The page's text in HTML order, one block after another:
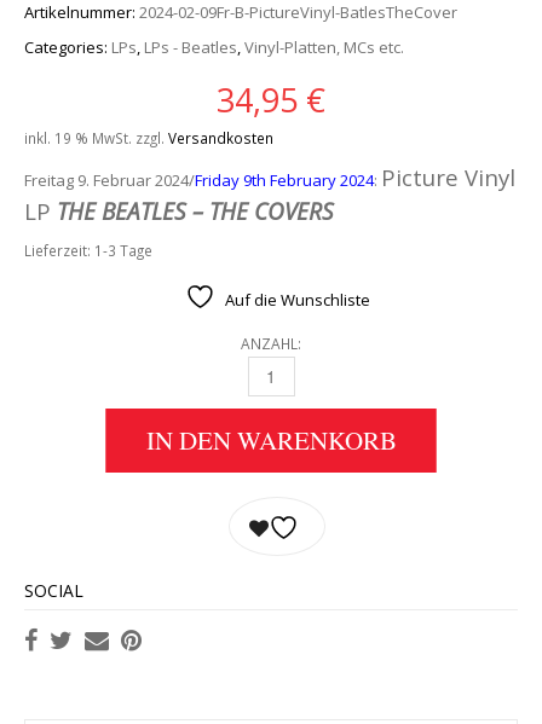
Artikelnummer: 2024-02-09Fr-B-PictureVinyl-BatlesTheCover
Categories: LPs, LPs - Beatles,Vinyl-Platten, MCs etc.
34,95 €
inkl. 19 % MwSt. zzgl. Versandkosten
Freitag 9. Februar 2024/Friday 9th February 2024: Picture Vinyl
LP THE BEATLES – THE COVERS
Lieferzeit: 1-3 Tage
Auf die Wunschliste
ANZAHL:
PICTURE VINYL LP THE BEATLES – THE
IN DEN WARENKORB
SOCIAL